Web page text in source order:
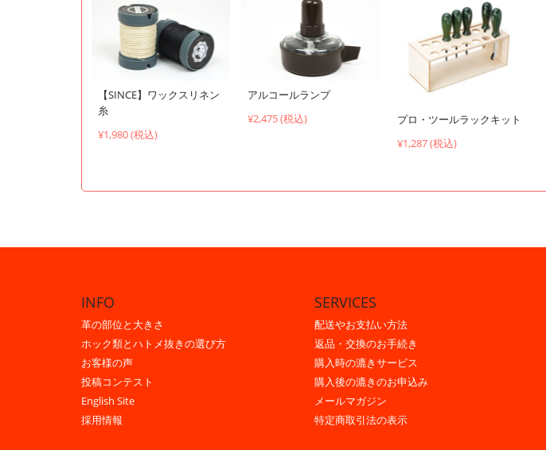
【SINCE】ワックスリネン
糸
¥1,980 (税込)
アルコールランプ
¥2,475 (税込)
プロ・ツールラックキット
¥1,287 (税込)
INFO
革の部位と大きさ
ホック類とハトメ抜きの選び方
お客様の声
投稿コンテスト
English Site
採用情報
SERVICES
配送やお支払い方法
返品・交換のお手続き
購入時の漉きサービス
購入後の漉きのお申込み
メールマガジン
特定商取引法の表示